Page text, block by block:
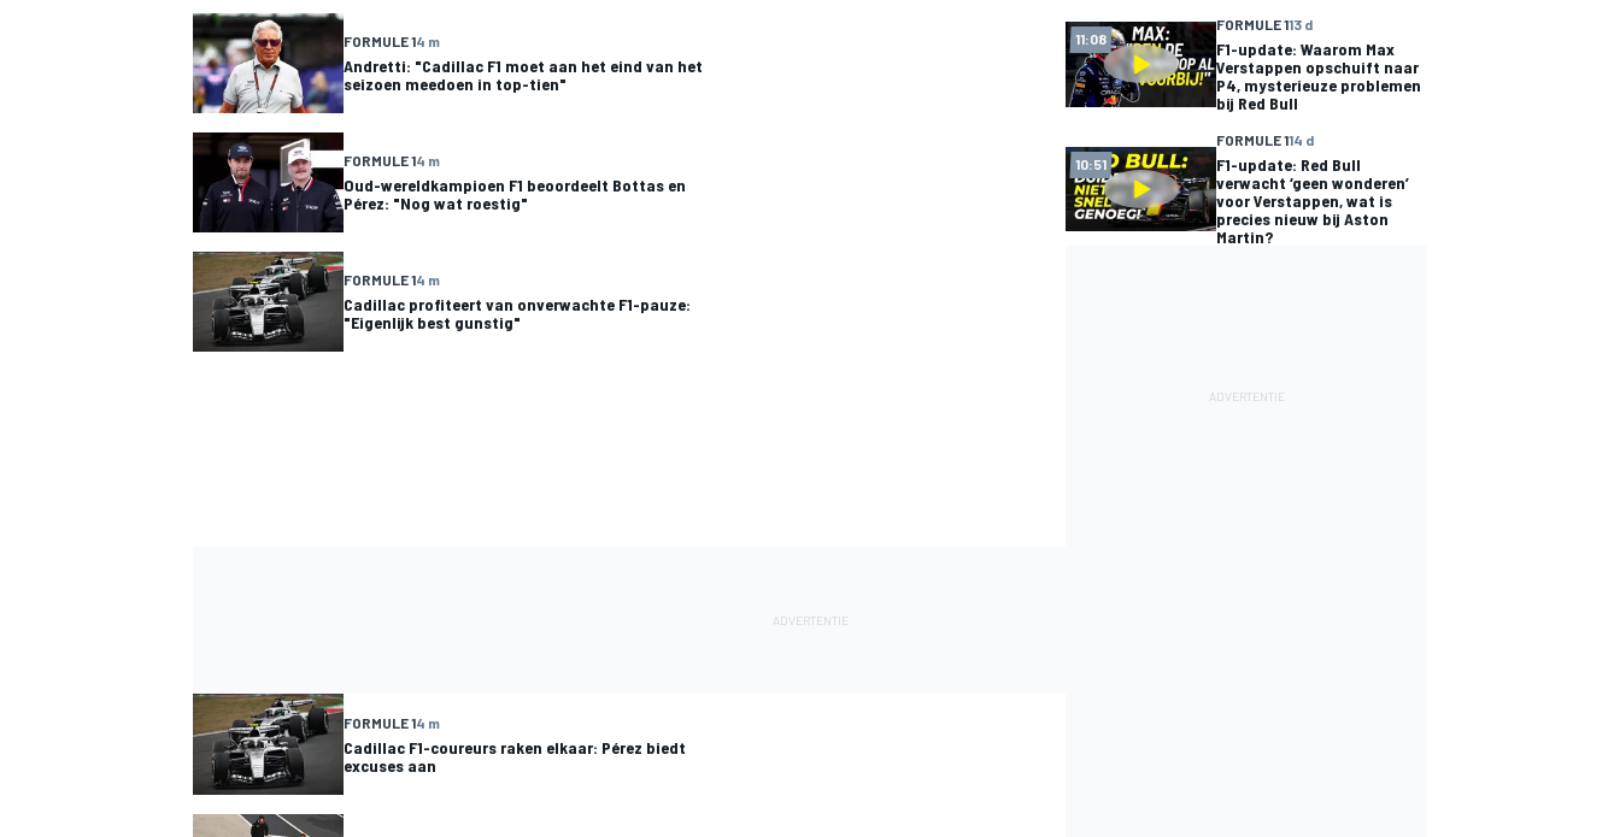
FORMULE 14 m
Andretti: "Cadillac F1 moet aan het eind van het
seizoen meedoen in top-tien"
FORMULE 14 m
Oud-wereldkampioen F1 beoordeelt Bottas en
Pérez: "Nog wat roestig"
FORMULE 14 m
Cadillac profiteert van onverwachte F1-pauze:
"Eigenlijk best gunstig"
11:08
FORMULE 113 d
F1-update: Waarom Max
Verstappen opschuift naar
P4, mysterieuze problemen
bij Red Bull
10:51
FORMULE 114 d
F1-update: Red Bull
verwacht ‘geen wonderen’
voor Verstappen, wat is
precies nieuw bij Aston
Martin?
FORMULE 14 m
Cadillac F1-coureurs raken elkaar: Pérez biedt
excuses aan